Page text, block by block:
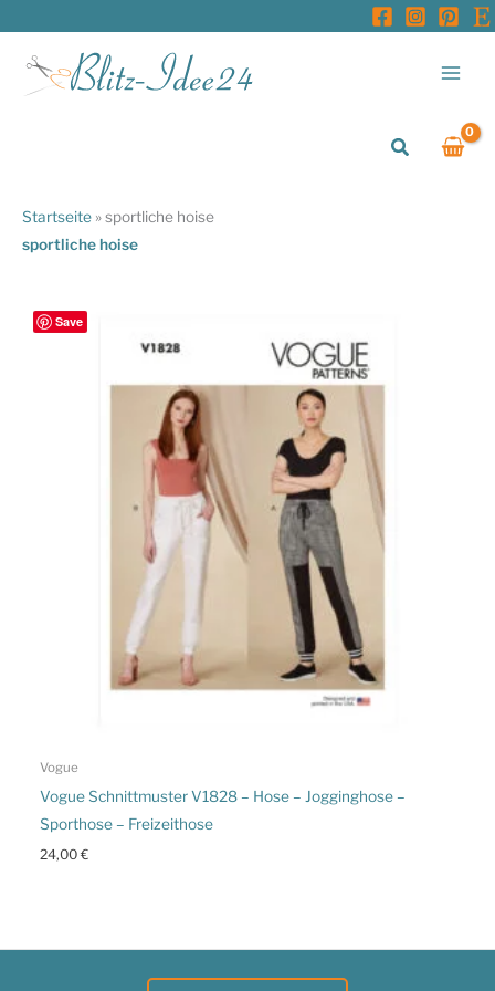
springen
Suchen
Startseite »sportliche hoise
sportliche hoise
Save
Vogue
Vogue Schnittmuster V1828 – Hose – Jogginghose –
Sporthose – Freizeithose
24,00€